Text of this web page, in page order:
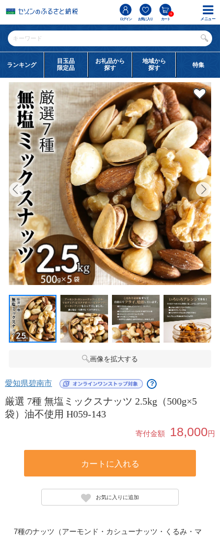
ログイン お気に入り カート
0
ランキング
目玉品
限定品
お礼品から
探す
地域から
探す
特集
画像を拡大する
愛知県碧南市 ？
厳選 7種 無塩ミックスナッツ 2.5kg（500g×5
袋）油不使用 H059-143
寄付金額 18,000円
カートに入れる
お気に入りに追加
7種のナッツ（アーモンド・カシューナッツ・くるみ・マ
メニュー